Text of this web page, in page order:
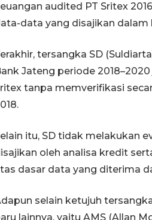
audited PT Sritex
data yang disajikan
tersangka SD
Jateng periode
tanpa memverifikasi
itu, SD tidak melakukan
oleh analisa kredit
dasar data yang diterima
selain ketujuh
lainnya, yaitu AMS (Allan